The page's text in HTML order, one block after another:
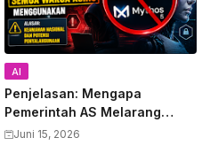
AI
Penjelasan: Mengapa
Pemerintah AS Melarang
Semua Warga Asing
Juni 15, 2026